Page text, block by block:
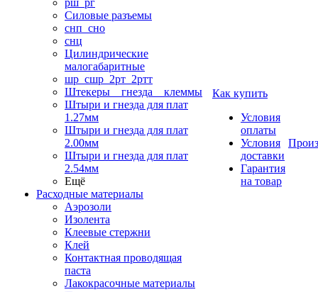
рш_рг
Силовые разъемы
снп_сно
снц
Цилиндрические
малогабаритные
шр_сшр_2рт_2ртт
Штекеры _ гнезда _ клеммы
Штыри и гнезда для плат
1.27мм
Штыри и гнезда для плат
2.00мм
Штыри и гнезда для плат
2.54мм
Ещё
Расходные материалы
Аэрозоли
Изолента
Клеевые стержни
Клей
Контактная проводящая
паста
Лакокрасочные материалы
Как купить
Условия
оплаты
Условия
доставки
Гарантия
на товар